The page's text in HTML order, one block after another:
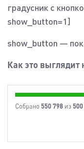
градусник с
show_button=1]
show_button —
Как это выглядит
Собрано 550 798 из